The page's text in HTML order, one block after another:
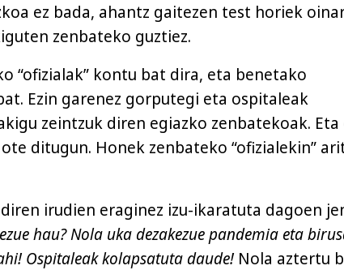
ez bada, ahantz gaitezen test horiek
zenbateko guztiez.
“ofizialak” kontu bat dira, eta benetako
Ezin garenez gorputegi eta ospitaleak
zeintzuk diren egiazko zenbatekoak. Eta
ditugun. Honek zenbateko “ofizialekin”
irudien eraginez izu-ikaratuta dagoen
hau? Nola uka dezakezue pandemia eta
Ospitaleak kolapsatuta daude!Nola aztertu